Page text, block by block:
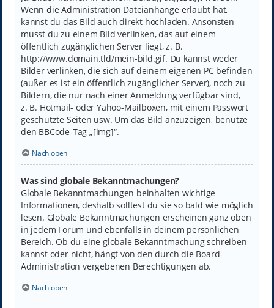
Wenn die Administration Dateianhänge erlaubt hat,
kannst du das Bild auch direkt hochladen. Ansonsten
musst du zu einem Bild verlinken, das auf einem
öffentlich zugänglichen Server liegt, z. B.
http://www.domain.tld/mein-bild.gif. Du kannst weder
Bilder verlinken, die sich auf deinem eigenen PC befinden
(außer es ist ein öffentlich zugänglicher Server), noch zu
Bildern, die nur nach einer Anmeldung verfügbar sind,
z. B. Hotmail- oder Yahoo-Mailboxen, mit einem Passwort
geschützte Seiten usw. Um das Bild anzuzeigen, benutze
den BBCode-Tag „[img]“.
Nach oben
Was sind globale Bekanntmachungen?
Globale Bekanntmachungen beinhalten wichtige
Informationen, deshalb solltest du sie so bald wie möglich
lesen. Globale Bekanntmachungen erscheinen ganz oben
in jedem Forum und ebenfalls in deinem persönlichen
Bereich. Ob du eine globale Bekanntmachung schreiben
kannst oder nicht, hängt von den durch die Board-
Administration vergebenen Berechtigungen ab.
Nach oben